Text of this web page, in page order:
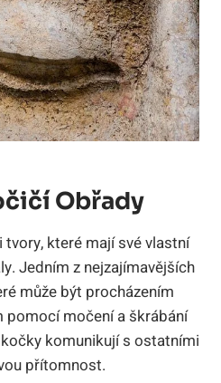
Obřady
které mají své vlastní
Jedním z nejzajímavějších
může být procházením
pomocí močení a škrábání
komunikují s ostatními
přítomnost.